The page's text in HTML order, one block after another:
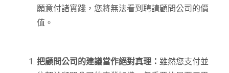
願意付諸實踐，您將無法看到聘請顧問公司的價
值。
把顧問公司的建議當作絕對真理： 雖然您支付並